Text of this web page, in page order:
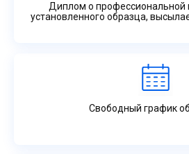
Диплом о профессиональной
установленного образца,
Свободный график